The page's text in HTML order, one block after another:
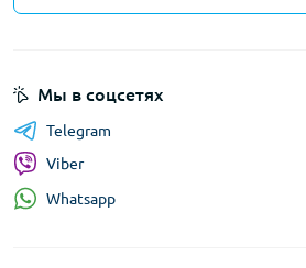
Мы в соцсетях
Telegram
Viber
Whatsapp